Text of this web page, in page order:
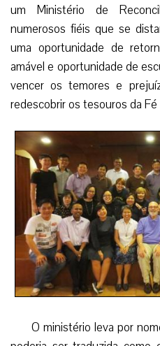
um Ministério de
numerosos fiéis que se
uma oportunidade de
amável e oportunidade de
vencer os temores e
redescobrir os tesouros da Fé
O ministério leva por